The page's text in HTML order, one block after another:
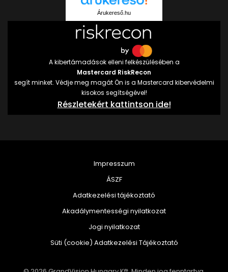
Árukereső.hu
A kibertámadások elleni felkészülésében a
Mastercard RiskRecon
segít minket. Védje meg magát Ön is a Mastercard kibervédelmi
kisokos segítségével!
Részletekért kattintson ide!
Impresszum
ÁSZF
Adatkezelési tájékoztató
Akadálymentességi nyilatkozat
Jogi nyilatkozat
Süti (cookie) Adatkezelési Tájékoztató